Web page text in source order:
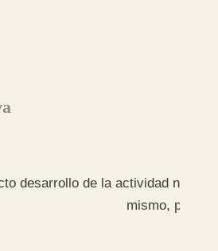
desarrollo de la actividad
mismo, por